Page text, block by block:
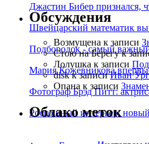
Джастин Бибер признался,
Швейцарский математик
Подбородок - самый
Мария Кожевникова
Фотограф Брэд Питт:
Роскошный интерьер:
Обсуждения
Возмущена к записи
Стою на Берегук
Лолушка к записи
diskк записиИван
Опана к записи
Облако меток